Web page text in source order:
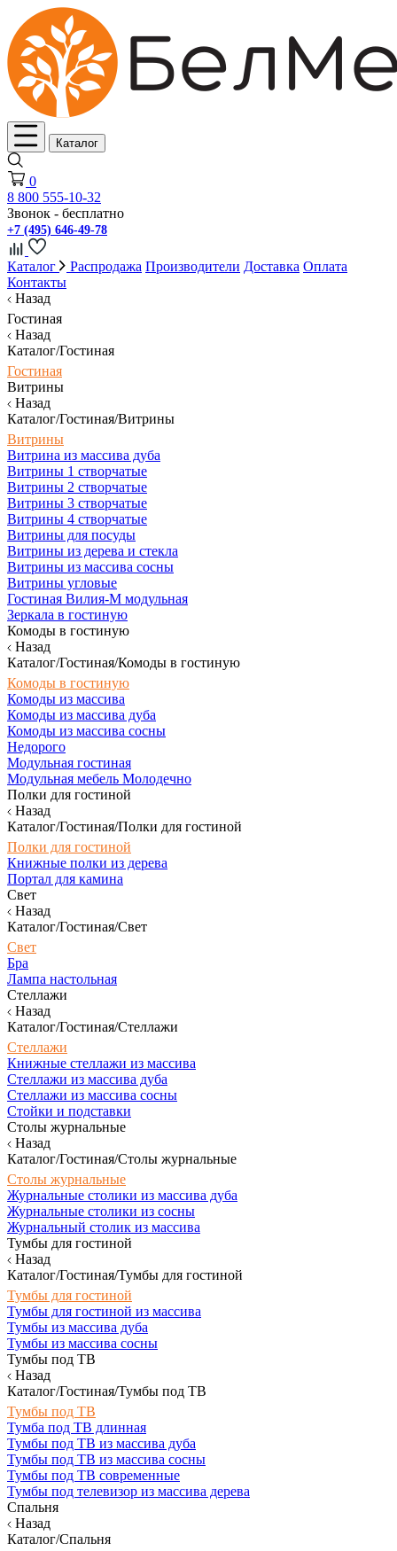
Каталог
0
8 800 555-10-32
Звонок - бесплатно
+7 (495) 646-49-78
Каталог Распродажа Производители Доставка Оплата
Контакты
Назад
Гостиная
Назад
Каталог/Гостиная
Гостиная
Витрины
Назад
Каталог/Гостиная/Витрины
Витрины
Витрина из массива дуба
Витрины 1 створчатые
Витрины 2 створчатые
Витрины 3 створчатые
Витрины 4 створчатые
Витрины для посуды
Витрины из дерева и стекла
Витрины из массива сосны
Витрины угловые
Гостиная Вилия-М модульная
Зеркала в гостиную
Комоды в гостиную
Назад
Каталог/Гостиная/Комоды в гостиную
Комоды в гостиную
Комоды из массива
Комоды из массива дуба
Комоды из массива сосны
Недорого
Модульная гостиная
Модульная мебель Молодечно
Полки для гостиной
Назад
Каталог/Гостиная/Полки для гостиной
Полки для гостиной
Книжные полки из дерева
Портал для камина
Свет
Назад
Каталог/Гостиная/Свет
Свет
Бра
Лампа настольная
Стеллажи
Назад
Каталог/Гостиная/Стеллажи
Стеллажи
Книжные стеллажи из массива
Стеллажи из массива дуба
Стеллажи из массива сосны
Стойки и подставки
Столы журнальные
Назад
Каталог/Гостиная/Столы журнальные
Столы журнальные
Журнальные столики из массива дуба
Журнальные столики из сосны
Журнальный столик из массива
Тумбы для гостиной
Назад
Каталог/Гостиная/Тумбы для гостиной
Тумбы для гостиной
Тумбы для гостиной из массива
Тумбы из массива дуба
Тумбы из массива сосны
Тумбы под ТВ
Назад
Каталог/Гостиная/Тумбы под ТВ
Тумбы под ТВ
Тумба под ТВ длинная
Тумбы под ТВ из массива дуба
Тумбы под ТВ из массива сосны
Тумбы под ТВ современные
Тумбы под телевизор из массива дерева
Спальня
Назад
Каталог/Спальня